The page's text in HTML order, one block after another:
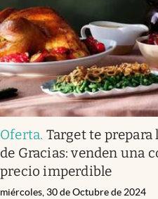
Oferta. Target te prepara
de Gracias: venden una
precio imperdible
miércoles, 30 de Octubre de 2024